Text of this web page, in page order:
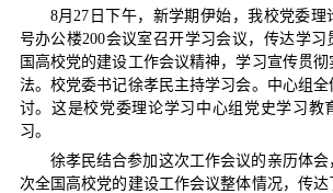
8月27日下午，新学期伊始，我校党委理
号办公楼200会议室召开学习会议，传达学习
国高校党的建设工作会议精神，学习宣传贯
法。校党委书记徐孝民主持学习会。中心组
讨。这是校党委理论学习中心组党史学习教
习。
徐孝民结合参加这次工作会议的亲历体
次全国高校党的建设工作会议整体情况，传达